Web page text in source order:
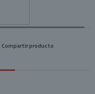
Compartir producto